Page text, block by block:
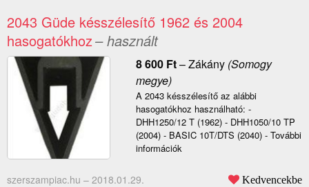
2043 Güde késszélesítő 1962 és 2004
hasogatókhoz– használt
8 600 Ft–Zákány(Somogy
megye)
A 2043 késszélesítő az alábbi
hasogatókhoz használható: -
DHH1250/12 T (1962) - DHH1050/10 TP
(2004) - BASIC 10T/DTS (2040) - További
információk
szerszampiac.hu – 2018.01.29. Kedvencekbe